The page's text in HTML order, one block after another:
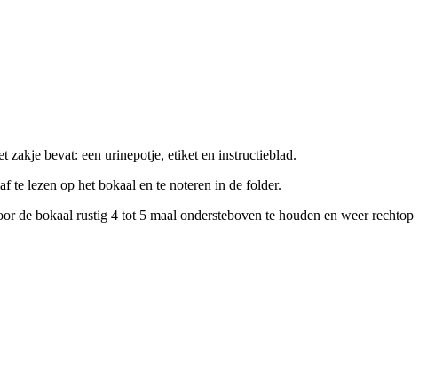
zakje bevat: een urinepotje, etiket en instructieblad.
te lezen op het bokaal en te noteren in de folder.
de bokaal rustig 4 tot 5 maal ondersteboven te houden en weer rechtop